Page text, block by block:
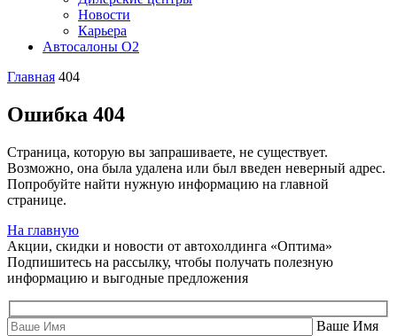
Новости
Карьера
Автосалоны O2
Главная 404
Ошибка 404
Страница, которую вы запрашиваете, не существует.
Возможно, она была удалена или был введен неверный адрес.
Попробуйте найти нужную информацию на главной
странице.
На главную
Акции, скидки и новости от автохолдинга «Оптима»
Подпишитесь на рассылку, чтобы получать полезную
информацию и выгодные предложения
Ваше Имя